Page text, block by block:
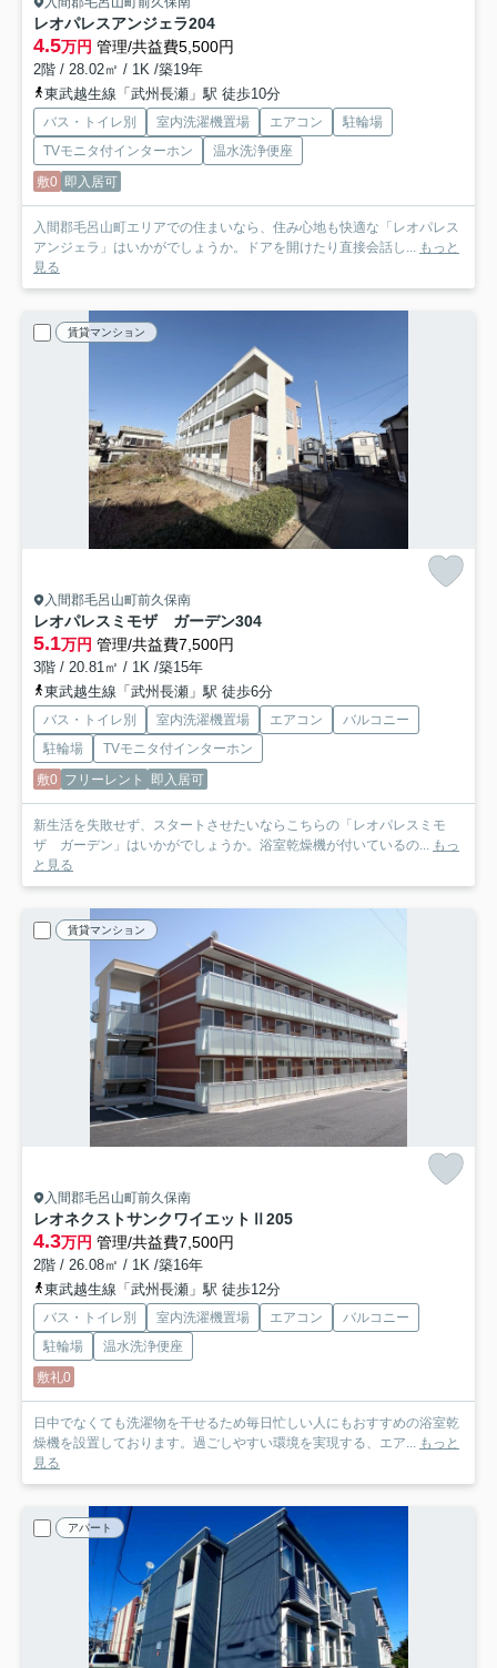
レオパレスアンジェラ204
4.5万円 管理/共益費5,500円
2階 / 28.02㎡ / 1K /築19年
東武越生線「武州長瀬」駅 徒歩10分
バス・トイレ別 室内洗濯機置場 エアコン
駐輪場
TVモニタ付インターホン
温水洗浄便座
敷0 即入居可
入間郡毛呂山町エリアでの住まいなら、住み心地も快適な「レオパレス
アンジェラ」はいかがでしょうか。ドアを開けたり直接会話し... もっと
見る
賃貸マンション
入間郡毛呂山町前久保南
レオパレスミモザ ガーデン304
5.1万円 管理/共益費7,500円
3階 / 20.81㎡ / 1K /築15年
東武越生線「武州長瀬」駅 徒歩6分
バス・トイレ別 室内洗濯機置場 エアコン
バルコニー
駐輪場
TVモニタ付インターホン
敷0 フリーレント 即入居可
新生活を失敗せず、スタートさせたいならこちらの「レオパレスミモ
ザ ガーデン」はいかがでしょうか。浴室乾燥機が付いているの... もっ
と見る
賃貸マンション
入間郡毛呂山町前久保南
レオネクストサンクワイエットⅡ 205
4.3万円 管理/共益費7,500円
2階 / 26.08㎡ / 1K /築16年
東武越生線「武州長瀬」駅 徒歩12分
バス・トイレ別 室内洗濯機置場 エアコン
バルコニー
駐輪場
温水洗浄便座
敷礼0
日中でなくても洗濯物を干せるため毎日忙しい人にもおすすめの浴室乾
燥機を設置しております。過ごしやすい環境を実現する、エア... もっと
見る
アパート